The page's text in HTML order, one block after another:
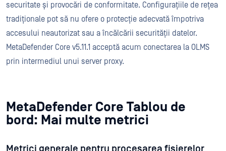
securitate și provocări de conformitate. Configurațiile de rețea
tradiționale pot să nu ofere o protecție adecvată împotriva
accesului neautorizat sau a încălcării securității datelor.
MetaDefender Core v5.11.1 acceptă acum conectarea la OLMS
prin intermediul unui server proxy.
MetaDefender Core Tablou de
bord: Mai multe metrici